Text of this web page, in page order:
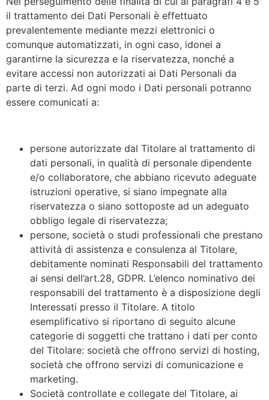
il trattamento dei Dati Personali è effettuato
prevalentemente mediante mezzi elettronici o
comunque automatizzati, in ogni caso, idonei a
garantirne la sicurezza e la riservatezza, nonché a
evitare accessi non autorizzati ai Dati Personali da
parte di terzi. Ad ogni modo i Dati personali potranno
essere comunicati a:
persone autorizzate dal Titolare al trattamento di
dati personali, in qualità di personale dipendente
e/o collaboratore, che abbiano ricevuto adeguate
istruzioni operative, si siano impegnate alla
riservatezza o siano sottoposte ad un adeguato
obbligo legale di riservatezza;
persone, società o studi professionali che prestano
attività di assistenza e consulenza al Titolare,
debitamente nominati Responsabili del trattamento
ai sensi dell’art.28, GDPR. L’elenco nominativo dei
responsabili del trattamento è a disposizione degli
Interessati presso il Titolare. A titolo
esemplificativo si riportano di seguito alcune
categorie di soggetti che trattano i dati per conto
del Titolare: società che offrono servizi di hosting,
società che offrono servizi di comunicazione e
marketing.
Società controllate e collegate del Titolare, ai